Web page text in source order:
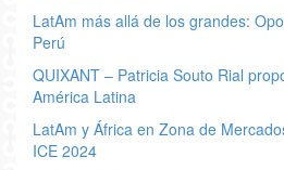
LatAm más allá de los grandes:
Perú
QUIXANT – Patricia Souto Rial
América Latina
LatAm y África en Zona de
ICE 2024